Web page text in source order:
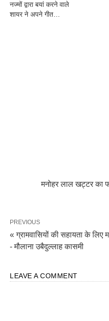
नज्मों द्वारा बयां करने वाले
शायर ने अपने गीत…
मनोहर लाल खट्टर का
PREVIOUS
« ग्रामवासियों की सहायता के
- मौलाना उबैदुल्लाह कासमी
LEAVE A COMMENT